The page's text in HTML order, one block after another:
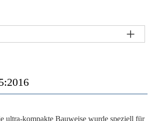
ultra-kompakte Bauweise wurde speziell für